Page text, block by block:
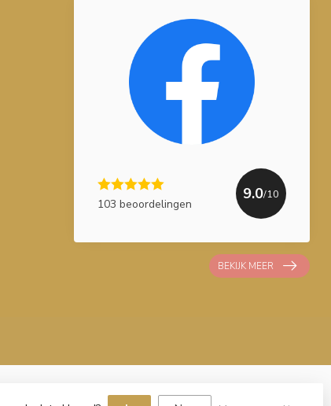
103 beoordelingen
9.0/10
BEKIJK MEER